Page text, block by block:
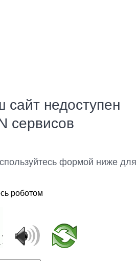
недоступен
сервисов
формой ниже
роботом